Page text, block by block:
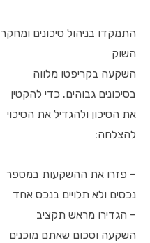
התמקדו בניהול סיכונים ומחקר
השוק
השקעה בקריפטו מלווה
בסיכונים גבוהים. כדי להקטין
את הסיכון ולהגדיל את הסיכוי
להצלחה:
– פזרו את ההשקעות במספר
נכסים ולא תלויים בנכס אחד
– הגדירו מראש תקציב
השקעה וסכום שאתם מוכנים